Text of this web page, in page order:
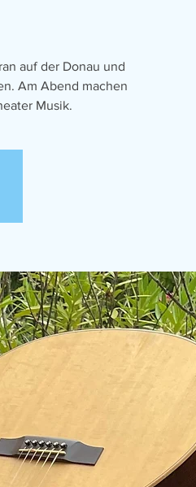
auf der Donau und
Am Abend machen
Musik.